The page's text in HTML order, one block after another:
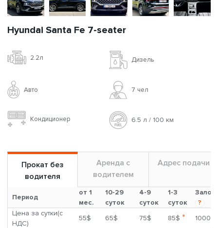
Hyundai Santa Fe 7-seater
2.2л Дизель
Авто 7 чел
Кондиционер 6.5 л / 100 км
Прокат без
водителя
Аренда с
водителем
Адрес подачи
Период
от 1
мес.
10-29
суток
4-9
суток
1-3
суток
Залог
?
Цена за сутки(с
НДС)
55$ 65$ 75$ 85$ *
1000$